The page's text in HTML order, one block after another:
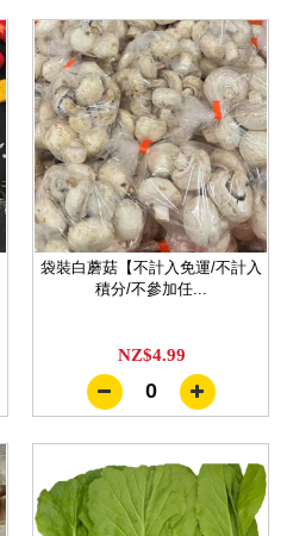
袋裝白蘑菇【不計入免運/不計入
積分/不參加任...
NZ$4.99
0